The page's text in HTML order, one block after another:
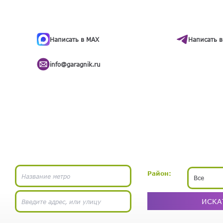
Написать в MAX Написать
info@garagnik.ru
Район:
Все